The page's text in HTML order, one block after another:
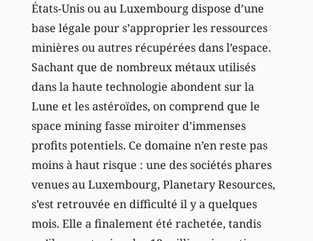
États-Unis ou au Luxembourg dispose d’une
base légale pour s’approprier les ressources
minières ou autres récupérées dans l’espace.
Sachant que de nombreux métaux utilisés
dans la haute technologie abondent sur la
Lune et les astéroïdes, on comprend que le
space mining fasse miroiter d’immenses
profits potentiels. Ce domaine n’en reste pas
moins à haut risque : une des sociétés phares
venues au Luxembourg, Planetary Resources,
s’est retrouvée en difficulté il y a quelques
mois. Elle a finalement été rachetée, tandis